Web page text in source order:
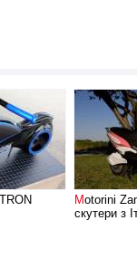
Motorini Zanini – нові
скутери з